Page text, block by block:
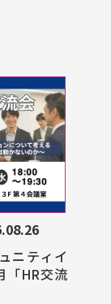
ニティイ
「HR交流